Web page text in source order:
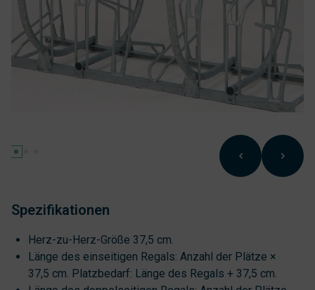
Spezifikationen
Herz-zu-Herz-Größe 37,5 cm.
Länge des einseitigen Regals: Anzahl der Plätze ×
37,5 cm. Platzbedarf: Länge des Regals + 37,5 cm.